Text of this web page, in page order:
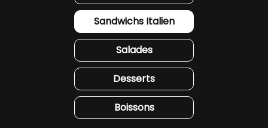
Sandwichs Italien
Salades
Desserts
Boissons